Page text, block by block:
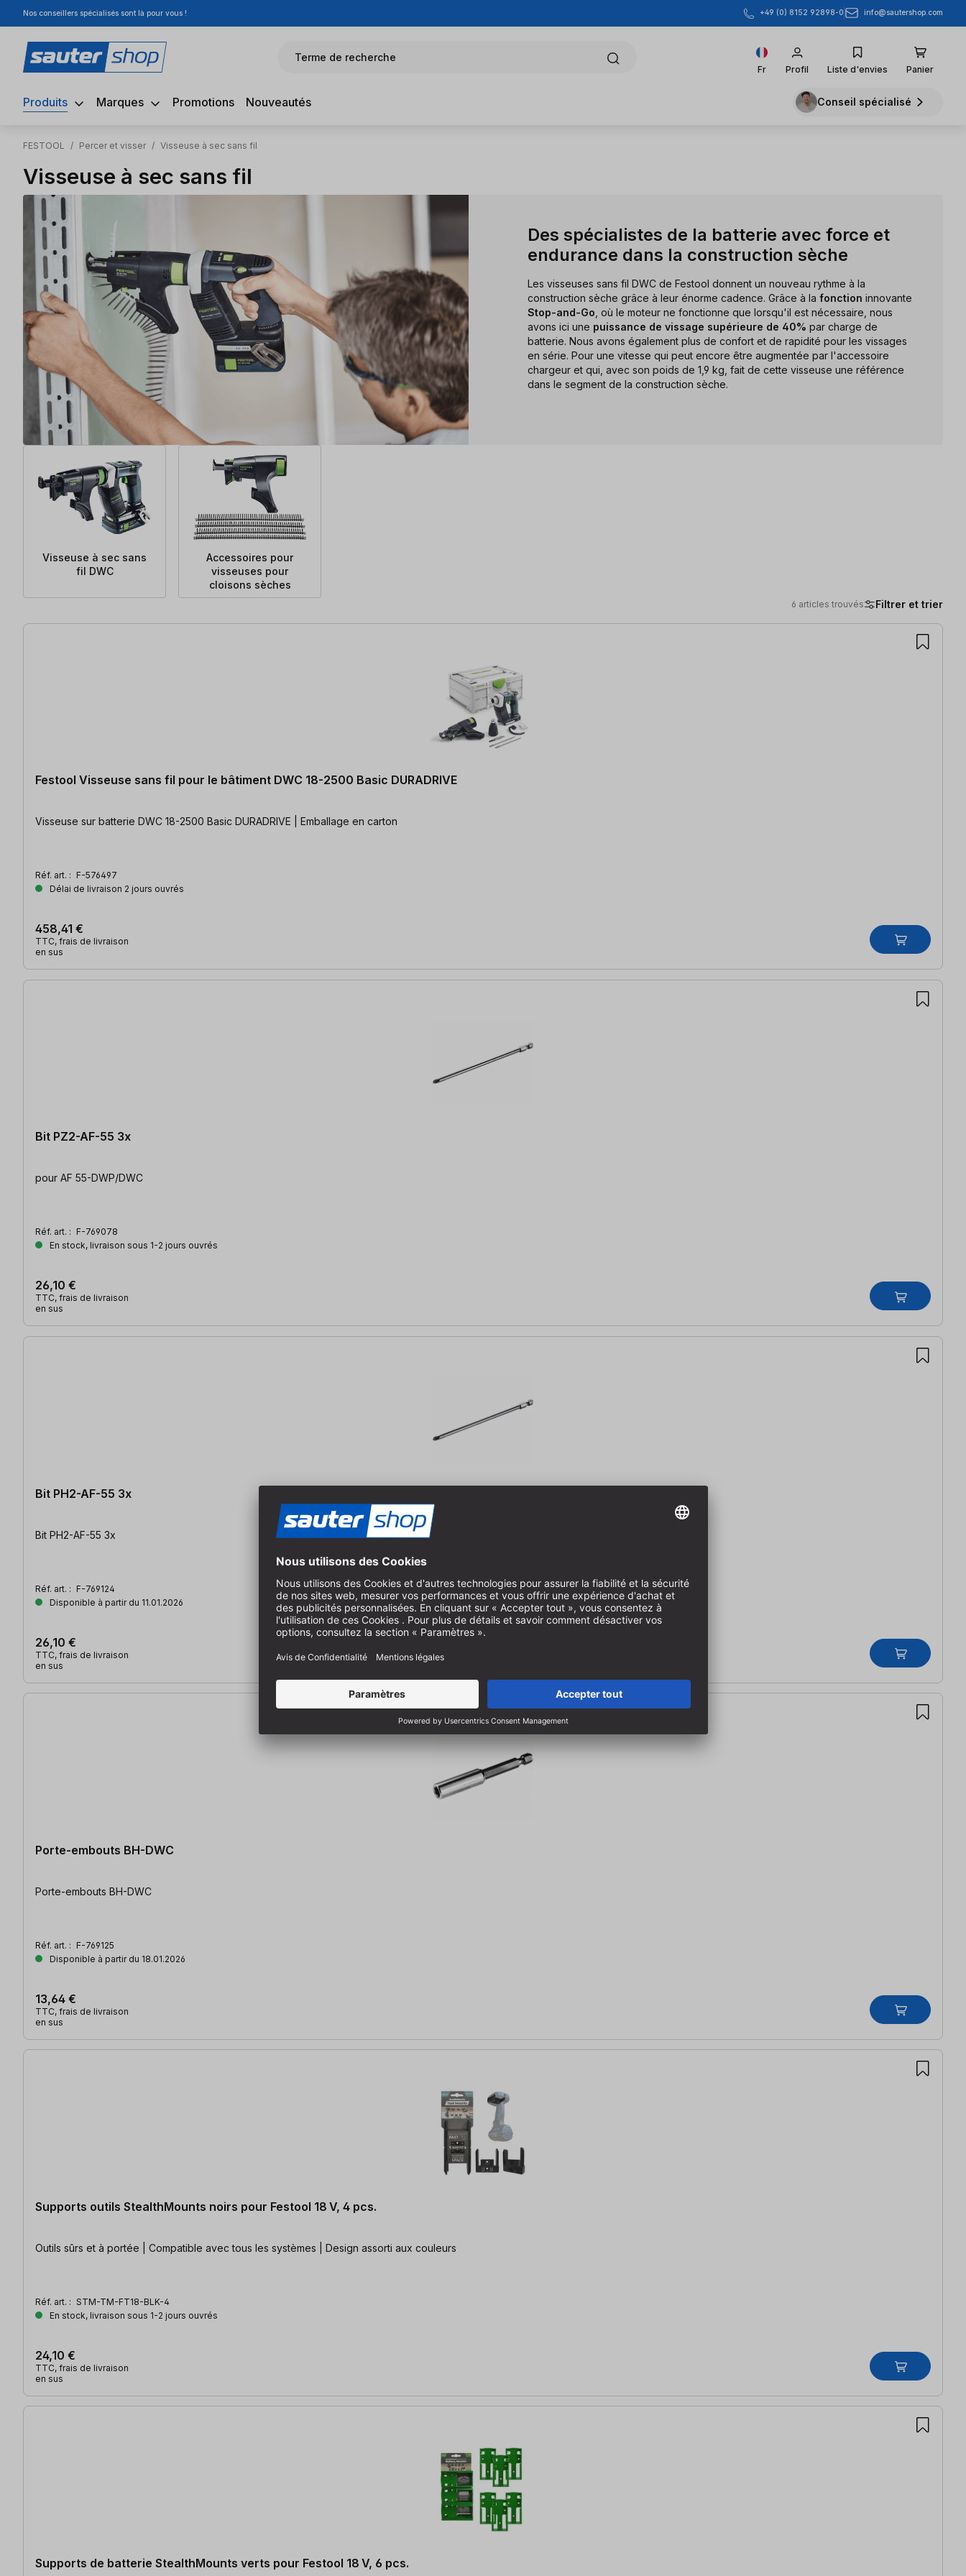
au contenu principal
Passer à la recherche
Passer à la navigation principale
Nos conseillers spécialisés sont là pour vous ! +49 (0) 8152 92898-0 info@sautershop.com
Terme de recherche
Fr Profil Liste d'envies Panier
Produits Marques Promotions Nouveautés Conseil spécialisé
FESTOOL / Percer et visser / Visseuse à sec sans fil
Visseuse à sec sans fil
Des spécialistes de la batterie avec force et
endurance dans la construction sèche
Les visseuses sans fil DWC de Festool donnent un nouveau rythme à la
construction sèche grâce à leur énorme cadence. Grâce à la fonction innovante
Stop-and-Go , où le moteur ne fonctionne que lorsqu'il est nécessaire, nous
avons ici une puissance de vissage supérieure de 40% par charge de
batterie. Nous avons également plus de confort et de rapidité pour les vissages
en série. Pour une vitesse qui peut encore être augmentée par l'accessoire
chargeur et qui, avec son poids de 1,9 kg, fait de cette visseuse une référence
dans le segment de la construction sèche.
Visseuse à sec sans
fil DWC
Accessoires pour
visseuses pour
cloisons sèches
6 articles trouvés Filtrer et trier
6 articles trouvés
Festool Visseuse sans fil pour le bâtiment DWC 18-2500 Basic DURADRIVE
Visseuse sur batterie DWC 18-2500 Basic DURADRIVE | Emballage en carton
Réf. art. : F-576497
Délai de livraison 2 jours ouvrés
458,41 €
TTC, frais de livraison
en sus
Bit PZ2-AF-55 3x
pour AF 55-DWP/DWC
Réf. art. : F-769078
En stock, livraison sous 1-2 jours ouvrés
26,10 €
TTC, frais de livraison
en sus
Bit PH2-AF-55 3x
Bit PH2-AF-55 3x
Réf. art. : F-769124
Disponible à partir du 11.01.2026
26,10 €
TTC, frais de livraison
en sus
Porte-embouts BH-DWC
Porte-embouts BH-DWC
Réf. art. : F-769125
Disponible à partir du 18.01.2026
13,64 €
TTC, frais de livraison
en sus
Supports outils StealthMounts noirs pour Festool 18 V, 4 pcs.
Outils sûrs et à portée | Compatible avec tous les systèmes | Design assorti aux couleurs
Réf. art. : STM-TM-FT18-BLK-4
En stock, livraison sous 1-2 jours ouvrés
24,10 €
TTC, frais de livraison
en sus
Supports de batterie StealthMounts verts pour Festool 18 V, 6 pcs.